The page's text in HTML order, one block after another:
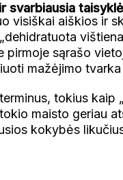
svarbiausia taisyklė
visiškai aiškios ir
sąrašo
mažėjimo
tokius kaip
maisto geriau
kokybės